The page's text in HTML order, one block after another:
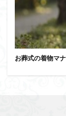
お葬式の着物マ